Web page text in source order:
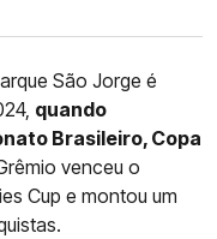
São Jorge é
quando
Brasileiro, Copa
venceu o
Cup e montou um